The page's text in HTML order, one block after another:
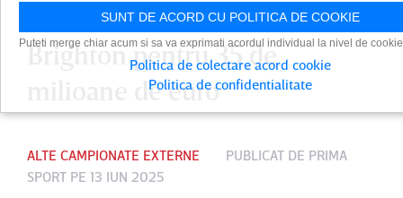
sezon a fost transferat de
Brighton pentru 35 de
milioane de euro
ALTE CAMPIONATE EXTERNE PUBLICAT DE PRIMA
SPORT PE 13 IUN 2025
SUNT DE ACORD CU POLITICA DE COOKIE
Puteti merge chiar acum si sa va exprimati acordul individual la nivel de
Politica de colectare acord cookie
Politica de confidentialitate